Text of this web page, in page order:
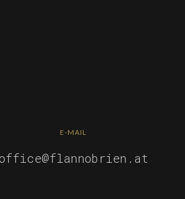
E-MAIL